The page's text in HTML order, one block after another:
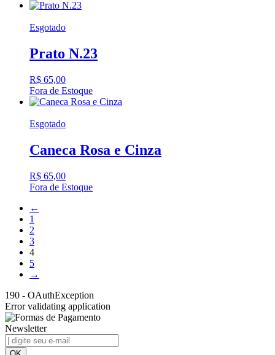
Esgotado
Prato N.23
R$ 65,00
Fora de Estoque
Esgotado
Caneca Rosa e Cinza
R$ 65,00
Fora de Estoque
←
1
2
3
4
5
→
190 - OAuthException
Error validating application
Newsletter